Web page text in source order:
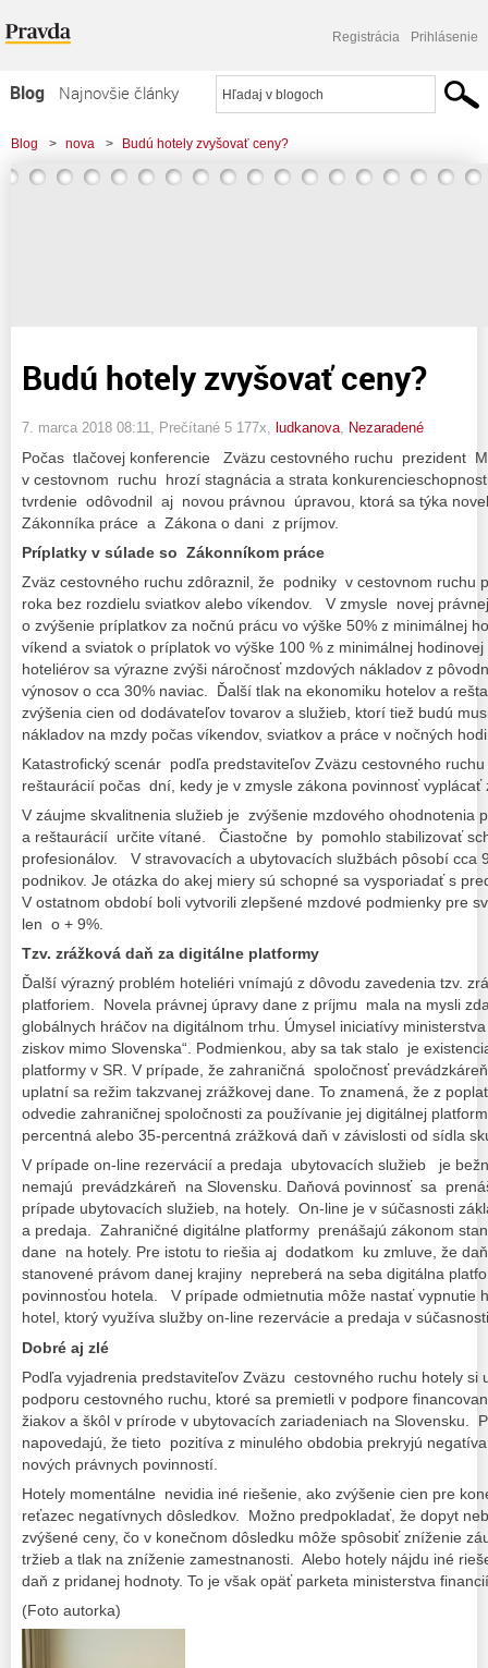
Registrácia Prihlásenie
Blog
Najnovšie články
Najčítanejšie články
Najkomentovanejšie články
Blog > nova > Budú hotely zvyšovať ceny?
Budú hotely zvyšovať ceny?
7. marca 2018 08:11 , Prečítané 5 177x, ludkanova Nezaradené
Počas tlačovej konferencie Zväzu cestovného ruchu prezident
v cestovnom ruchu hrozí stagnácia a strata
tvrdenie odôvodnil aj novou právnou úpravou, ktorá sa týka
Zákonníka práce a Zákona o dani z príjmov.
Príplatky v súlade so Zákonníkom práce
Zväz cestovného ruchu zdôraznil, že podniky v cestovnom ruchu
roka bez rozdielu sviatkov alebo víkendov. V zmysle novej
o zvýšenie príplatkov za nočnú prácu vo výške 50% z minimálnej
víkend a sviatok o príplatok vo výške 100 % z minimálnej
hoteliérov sa výrazne zvýši náročnosť mzdových nákladov z
výnosov o cca 30% naviac. Ďalší tlak na ekonomiku hotelov a
zvýšenia cien od dodávateľov tovarov a služieb, ktorí tiež budú
nákladov na mzdy počas víkendov, sviatkov a práce v nočných
Katastrofický scenár podľa predstaviteľov Zväzu cestovného
reštaurácií počas dní, kedy je v zmysle zákona povinnosť vyplácať
V záujme skvalitnenia služieb je zvýšenie mzdového ohodnotenia
a reštaurácií určite vítané. Čiastočne by pomohlo stabilizovať
profesionálov. V stravovacích a ubytovacích službách pôsobí cca
podnikov. Je otázka do akej miery sú schopné sa vysporiadať s
V ostatnom období boli vytvorili zlepšené mzdové podmienky pre
len o + 9%.
Tzv. zrážková daň za digitálne platformy
Ďalší výrazný problém hoteliéri vnímajú z dôvodu zavedenia tzv.
platforiem. Novela právnej úpravy dane z príjmu mala na mysli
globálnych hráčov na digitálnom trhu. Úmysel iniciatívy
ziskov mimo Slovenska“. Podmienkou, aby sa tak stalo je
platformy v SR. V prípade, že zahraničná spoločnosť
uplatní sa režim takzvanej zrážkovej dane. To znamená, že z
odvedie zahraničnej spoločnosti za používanie jej digitálnej
percentná alebo 35-percentná zrážková daň v závislosti od sídla
V prípade on-line rezervácií a predaja ubytovacích služieb je
nemajú prevádzkáreň na Slovensku. Daňová povinnosť sa
prípade ubytovacích služieb, na hotely. On-line je v súčasnosti
a predaja. Zahraničné digitálne platformy prenášajú zákonom
dane na hotely. Pre istotu to riešia aj dodatkom ku zmluve, že
stanovené právom danej krajiny nepreberá na seba digitálna
povinnosťou hotela. V prípade odmietnutia môže nastať vypnutie
hotel, ktorý využíva služby on-line rezervácie a predaja v
Dobré aj zlé
Podľa vyjadrenia predstaviteľov Zväzu cestovného ruchu hotely
podporu cestovného ruchu, ktoré sa premietli v podpore
žiakov a škôl v prírode v ubytovacích zariadeniach na Slovensku.
napovedajú, že tieto pozitíva z minulého obdobia prekryjú
nových právnych povinností.
Hotely momentálne nevidia iné riešenie, ako zvýšenie cien pre
reťazec negatívnych dôsledkov. Možno predpokladať, že dopyt
zvýšené ceny, čo v konečnom dôsledku môže spôsobiť zníženie
tržieb a tlak na zníženie zamestnanosti. Alebo hotely nájdu iné
daň z pridanej hodnoty. To je však opäť parketa ministerstva
(Foto autorka)